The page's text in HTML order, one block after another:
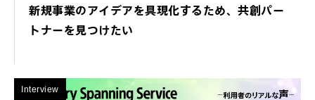
新規事業のアイデアを具現化するため、共創パー
トナーを見つけたい
Interview